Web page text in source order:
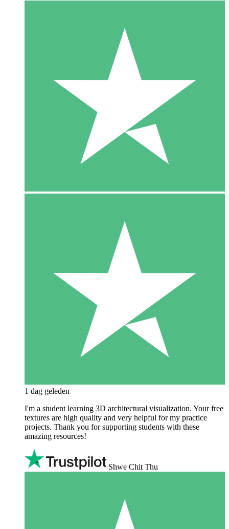
1 dag geleden
I'm a student learning 3D architectural visualization. Your free
textures are high quality and very helpful for my practice
projects. Thank you for supporting students with these
amazing resources!
Shwe Chit Thu